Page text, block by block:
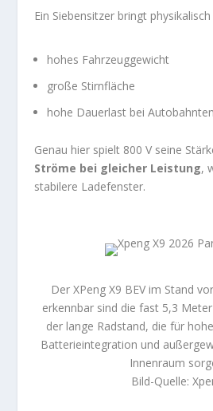
Ein Siebensitzer bringt
hohes Fahrzeuggewicht
große Stirnfläche
hohe Dauerlast bei
Genau hier spielt 800 V seine
Ströme bei gleicher Leistung,
stabilere Ladefenster.
Der XPeng X9 BEV im Stand
erkennbar sind die fast 5,3
der lange Radstand, die für
Batterieintegration und
Innenraum
Bild-Quelle: